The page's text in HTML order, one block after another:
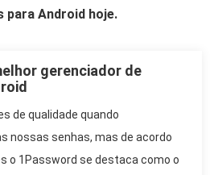
para Android hoje.
gerenciador de
de qualidade quando
nossas senhas, mas de acordo
o 1Password se destaca como o